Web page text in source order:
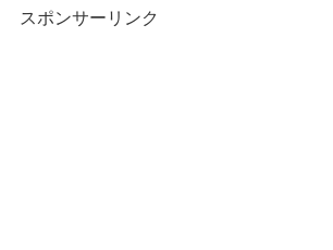
スポンサーリンク